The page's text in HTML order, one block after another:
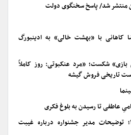
منتشر شد/ پاسخ سخنگوی دولت
کاهانی با «بهشت خالی» به ادینبورگ
بازی» شکست؛ «مرد عنکبوتی: روز کاملاً
تاریخی فروش گیشه
عاطفی تا رسیدن به بلوغ فکری
فستیوال فیلم ونیز ۲۰۲۶؛ توضیحات مدیر جشنواره درباره غیبت